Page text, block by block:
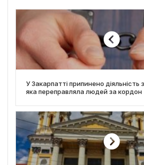
У Закарпатті припинено діяльність
яка переправляла людей за кордон